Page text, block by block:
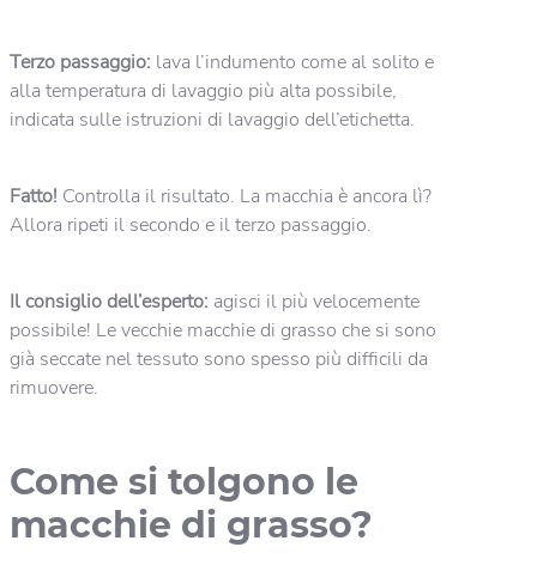
Terzo passaggio: lava l’indumento come al solito e
alla temperatura di lavaggio più alta possibile,
indicata sulle istruzioni di lavaggio dell’etichetta.
Fatto! Controlla il risultato. La macchia è ancora lì?
Allora ripeti il secondo e il terzo passaggio.
Il consiglio dell’esperto: agisci il più velocemente
possibile! Le vecchie macchie di grasso che si sono
già seccate nel tessuto sono spesso più difficili da
rimuovere.
Come si tolgono le
macchie di grasso?